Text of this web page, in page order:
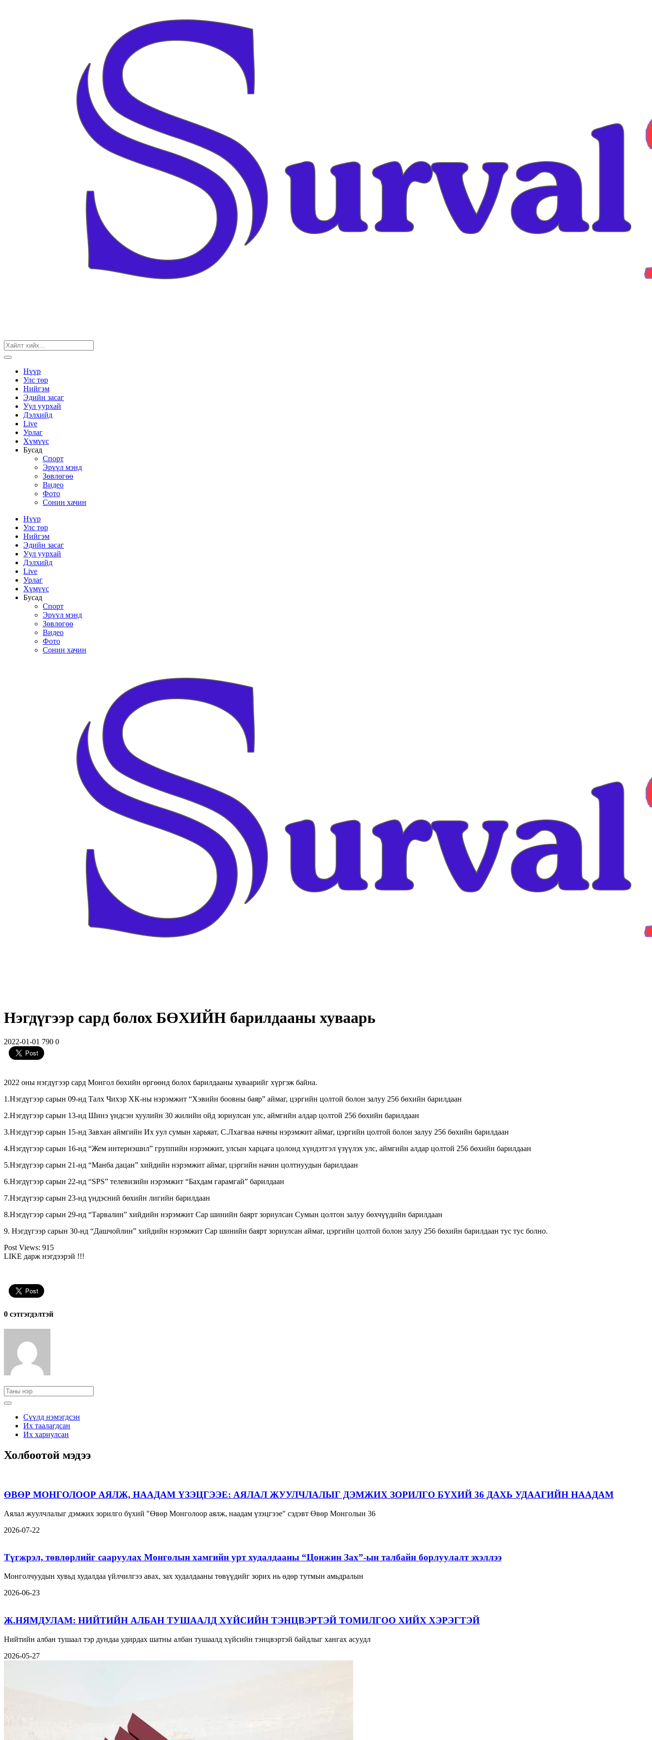
Нүүр
Улс төр
Нийгэм
Эдийн засаг
Уул уурхай
Дэлхийд
Live
Урлаг
Хүмүүс
Бусад
Спорт
Эрүүл мэнд
Зөвлөгөө
Видео
Фото
Сонин хачин
Нүүр
Улс төр
Нийгэм
Эдийн засаг
Уул уурхай
Дэлхийд
Live
Урлаг
Хүмүүс
Бусад
Спорт
Эрүүл мэнд
Зөвлөгөө
Видео
Фото
Сонин хачин
Нэгдүгээр сард болох БӨХИЙН барилдааны хуваарь
2022-01-01 790 0
2022 оны нэгдүгээр сард Монгол бөхийн өргөөнд болох барилдааны хуваарийг хүргэж байна.
1.Нэгдүгээр сарын 09-нд Талх Чихэр ХК-ны нэрэмжит “Хэвийн боовны баяр” аймаг, цэргийн цолтой болон залуу 256 бөхийн барилдаан
2.Нэгдүгээр сарын 13-нд Шинэ үндсэн хуулийн 30 жилийн ойд зориулсан улс, аймгийн алдар цолтой 256 бөхийн барилдаан
3.Нэгдүгээр сарын 15-нд Завхан аймгийн Их уул сумын харьяат, С.Лхагваа начны нэрэмжит аймаг, цэргийн цолтой болон залуу 256 бөхийн барилдаан
4.Нэгдүгээр сарын 16-нд “Жем интернэшнл” группийн нэрэмжит, улсын харцага цолонд хүндэтгэл үзүүлэх улс, аймгийн алдар цолтой 256 бөхийн барилдаан
5.Нэгдүгээр сарын 21-нд “Манба дацан” хийдийн нэрэмжит аймаг, цэргийн начин цолтнуудын барилдаан
6.Нэгдүгээр сарын 22-нд “SPS” телевизийн нэрэмжит “Бахдам гарамгай” барилдаан
7.Нэгдүгээр сарын 23-нд үндэсний бөхийн лигийн барилдаан
8.Нэгдүгээр сарын 29-нд “Тарвалин” хийдийн нэрэмжит Сар шинийн баярт зориулсан Сумын цолтон залуу бөхчүүдийн барилдаан
9. Нэгдүгээр сарын 30-нд “Дашчойлин” хийдийн нэрэмжит Сар шинийн баярт зориулсан аймаг, цэргийн цолтой болон залуу 256 бөхийн барилдаан тус тус болно.
Post Views: 915
LIKE дарж нэгдээрэй !!!
0 cэтгэгдэлтэй
Сүүлд нэмэгдсэн
Их таалагдсан
Их хариулсан
Холбоотой мэдээ
ӨВӨР МОНГОЛООР АЯЛЖ, НААДАМ ҮЗЭЦГЭЭЕ: АЯЛАЛ ЖУУЛЧЛАЛЫГ ДЭМЖИХ ЗОРИЛГО БҮХИЙ 36 ДАХЬ УДААГИЙН НААДАМ
Аялал жуулчлалыг дэмжих зорилго бүхий "Өвөр Монголоор аялж, наадам үзэцгээе" сэдэвт Өвөр Монголын 36
2026-07-22
Түгжрэл, төвлөрлийг сааруулах Монголын хамгийн урт худалдааны “Цонжин Зах”-ын талбайн борлуулалт эхэллээ
Монголчуудын хувьд худалдаа үйлчилгээ авах, зах худалдааны төвүүдийг зорих нь өдөр тутмын амьдралын
2026-06-23
Ж.НЯМДУЛАМ: НИЙТИЙН АЛБАН ТУШААЛД ХҮЙСИЙН ТЭНЦВЭРТЭЙ ТОМИЛГОО ХИЙХ ХЭРЭГТЭЙ
Нийтийн албан тушаал тэр дундаа удирдах шатны албан тушаалд хүйсийн тэнцвэртэй байдлыг хангах асуудл
2026-05-27